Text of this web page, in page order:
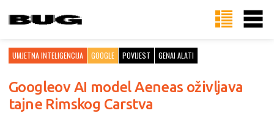
UMJETNA INTELIGENCIJA GOOGLE POVIJEST GENAI ALATI
Googleov AI model Aeneas oživljava
tajne Rimskog Carstva